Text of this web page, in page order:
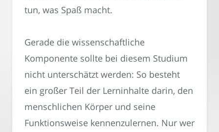
tun, was Spaß macht.
Gerade die wissenschaftliche
Komponente sollte bei diesem Studium
nicht unterschätzt werden: So besteht
ein großer Teil der Lerninhalte darin, den
menschlichen Körper und seine
Funktionsweise kennenzulernen. Nur wer